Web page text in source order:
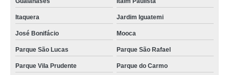
preço de charuto de chocolate lembrança maternidade Interlagos
charuto de chocolate de maternidade preços Pinheiros
charutos de chocolate maternidade Moema
Itaquera Jardim Iguatemi
José Bonifácio Mooca
Parque São Lucas Parque São Rafael
Parque Vila Prudente Parque do Carmo